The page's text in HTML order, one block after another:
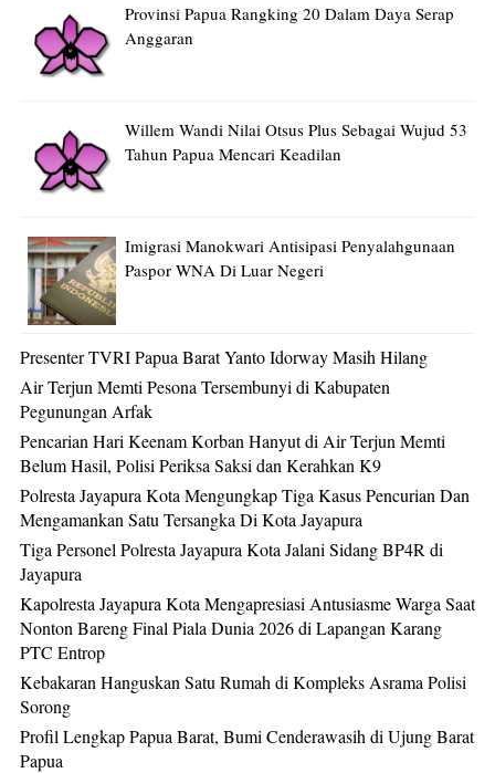
Provinsi Papua Rangking 20 Dalam Daya Serap
Anggaran
Willem Wandi Nilai Otsus Plus Sebagai Wujud 53
Tahun Papua Mencari Keadilan
Imigrasi Manokwari Antisipasi Penyalahgunaan
Paspor WNA Di Luar Negeri
Presenter TVRI Papua Barat Yanto Idorway Masih Hilang
Air Terjun Memti Pesona Tersembunyi di Kabupaten
Pegunungan Arfak
Pencarian Hari Keenam Korban Hanyut di Air Terjun Memti
Belum Hasil, Polisi Periksa Saksi dan Kerahkan K9
Polresta Jayapura Kota Mengungkap Tiga Kasus Pencurian Dan
Mengamankan Satu Tersangka Di Kota Jayapura
Tiga Personel Polresta Jayapura Kota Jalani Sidang BP4R di
Jayapura
Kapolresta Jayapura Kota Mengapresiasi Antusiasme Warga Saat
Nonton Bareng Final Piala Dunia 2026 di Lapangan Karang
PTC Entrop
Kebakaran Hanguskan Satu Rumah di Kompleks Asrama Polisi
Sorong
Profil Lengkap Papua Barat, Bumi Cenderawasih di Ujung Barat
Papua